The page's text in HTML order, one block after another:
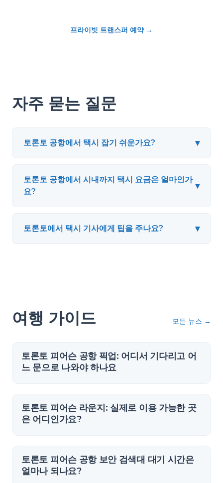
프라이빗 트랜스퍼 예약→
자주 묻는 질문
토론토 공항에서 택시 잡기 쉬운가요? ▾
토론토 공항에서 시내까지 택시 요금은 얼마인가
요?
▾
토론토에서 택시 기사에게 팁을 주나요? ▾
여행 가이드 모든 뉴스 →
토론토 피어슨 공항 픽업: 어디서 기다리고 어
느 문으로 나와야 하나요
토론토 피어슨 라운지: 실제로 이용 가능한 곳
은 어디인가요?
토론토 피어슨 공항 보안 검색대 대기 시간은
얼마나 되나요?